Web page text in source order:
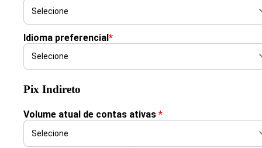
Idioma preferencial*
Pix Indireto
Volume atual de contas ativas *